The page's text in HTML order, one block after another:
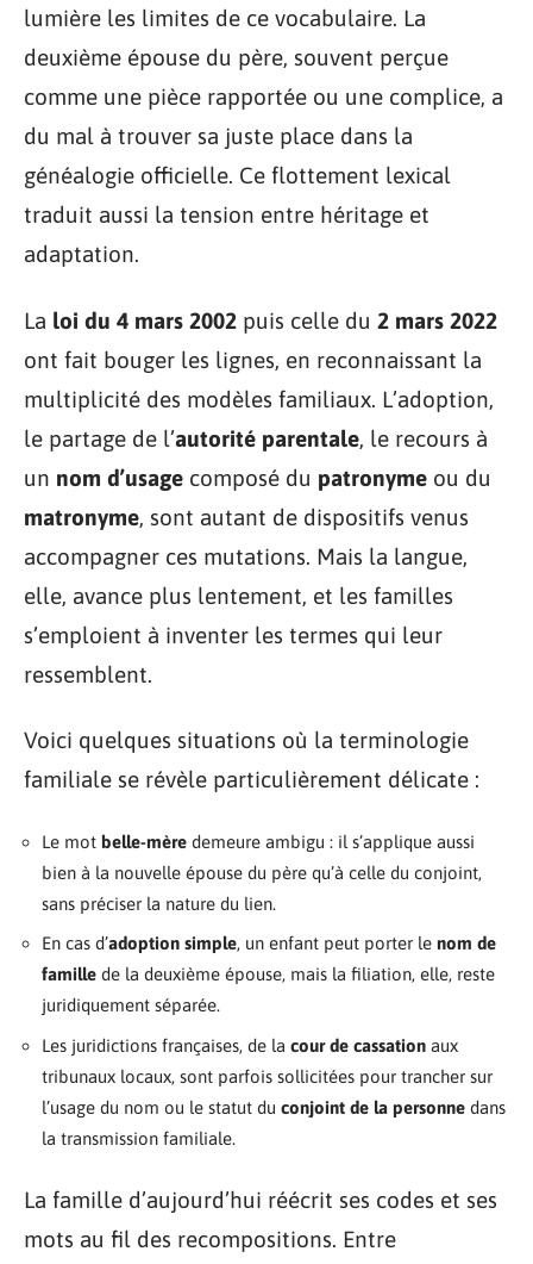
lumière les limites de ce vocabulaire. La
deuxième épouse du père, souvent perçue
comme une pièce rapportée ou une complice, a
du mal à trouver sa juste place dans la
généalogie officielle. Ce flottement lexical
traduit aussi la tension entre héritage et
adaptation.
La loi du 4 mars 2002 puis celle du 2 mars 2022
ont fait bouger les lignes, en reconnaissant la
multiplicité des modèles familiaux. L’adoption,
le partage de l’autorité parentale, le recours à
un nom d’usage composé du patronyme ou du
matronyme, sont autant de dispositifs venus
accompagner ces mutations. Mais la langue,
elle, avance plus lentement, et les familles
s’emploient à inventer les termes qui leur
ressemblent.
Voici quelques situations où la terminologie
familiale se révèle particulièrement délicate :
Le mot belle-mère demeure ambigu : il s’applique aussi
bien à la nouvelle épouse du père qu’à celle du conjoint,
sans préciser la nature du lien.
En cas d’adoption simple, un enfant peut porter le nom de
famille de la deuxième épouse, mais la filiation, elle, reste
juridiquement séparée.
Les juridictions françaises, de la cour de cassation aux
tribunaux locaux, sont parfois sollicitées pour trancher sur
l’usage du nom ou le statut du conjoint de la personne dans
la transmission familiale.
La famille d’aujourd’hui réécrit ses codes et ses
mots au fil des recompositions. Entre